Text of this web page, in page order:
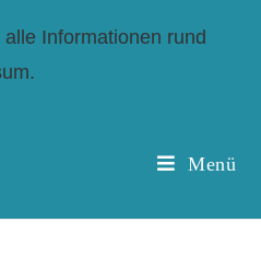
Menü